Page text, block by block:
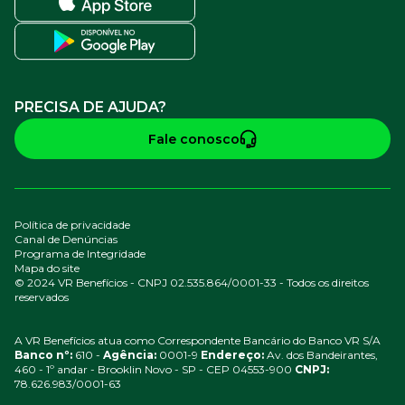
PRECISA DE AJUDA?
Fale conosco
© 2024 VR Benefícios - CNPJ 02.535.864/0001-33 - Todos os direitos
reservados
Política de privacidade
Canal de Denúncias
Programa de Integridade
Mapa do site
A VR Benefícios atua como Correspondente Bancário do Banco VR S/A
Banco nº: 610 - Agência: 0001-9 Endereço: Av. dos Bandeirantes,
460 - 1º andar - Brooklin Novo - SP - CEP 04553-900 CNPJ:
78.626.983/0001-63